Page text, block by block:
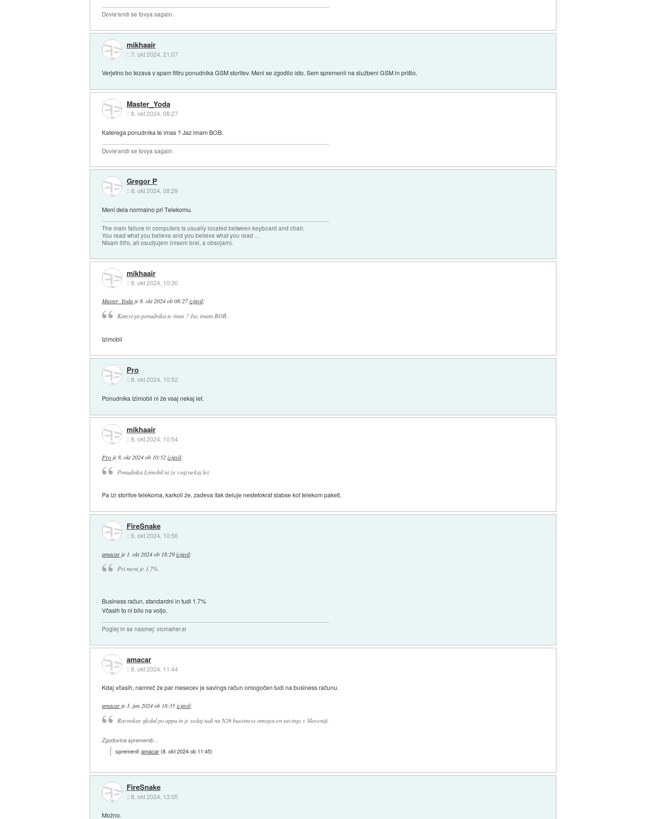
Dovie'andi se tovya sagain.
mikhaair
::7. okt 2024, 21:07
Verjetno bo tezava v spam filtru ponudnika GSM storitev. Meni se zgodilo isto. Sem spremenil na službeni GSM in prišlo.
Master_Yoda
::8. okt 2024, 08:27
Katerega ponudnika te imas ? Jaz imam BOB.
Dovie'andi se tovya sagain.
Gregor P
::8. okt 2024, 08:29
Meni dela normalno pri Telekomu.
The main failure in computers is usually located between keyboard and chair.
You read what you believe and you believe what you read ...
Nisam čit'o, ali osudjujem (nisem bral, a obsojam).
mikhaair
::8. okt 2024, 10:30
Master_Yodaje8. okt 2024 ob 08:27izjavil:
Katerega ponudnika te imas ? Jaz imam BOB.
Izimobil
Pro
::8. okt 2024, 10:52
Ponudnika Izimobil ni že vsaj nekaj let.
mikhaair
::8. okt 2024, 10:54
Proje8. okt 2024 ob 10:52 izjavil:
Ponudnika Izimobil ni že vsaj nekaj let.
Pa izi storitve telekoma, karkoli že, zadeva itak deluje nestetokrat slabse kot telekom paketi.
FireSnake
::8. okt 2024, 10:56
amacar je 1. okt 2024 ob 18:29 izjavil:
Pri meni je 1.7%.
Business račun, standardni in tudi 1.7%
Včasih to ni bilo na voljo.
Poglej in se nasmej: vicmaher.si
amacar
::8. okt 2024, 11:44
Kdaj včasih, namreč že par mesecev je savings račun omogočen tudi na business računu.
amacarje3. jun 2024 ob 18:35 izjavil:
Ravnokar gledal po appu in je sedaj tudi na N26 bussiness omogocen savings v Sloveniji.
Zgodovina sprememb…
spremenil:amacar(8. okt 2024 ob 11:45)
FireSnake
::8. okt 2024, 13:05
Možno.